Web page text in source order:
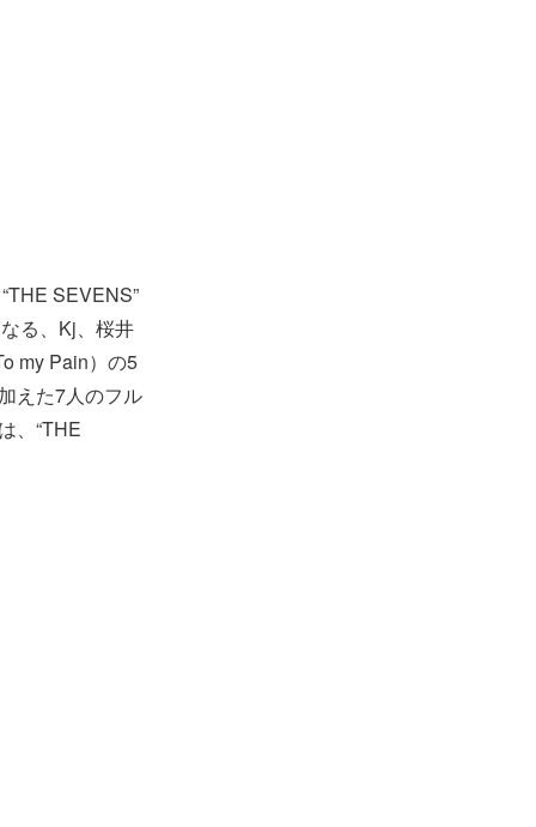
SEVENS”
る、Kj、桜井
my Pain）の5
えた7人のフル
、“THE